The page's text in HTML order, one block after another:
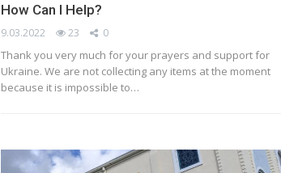
How Can I Help?
9.03.2022 23 0
Thank you very much for your prayers and support for
Ukraine. We are not collecting any items at the moment
because it is impossible to…